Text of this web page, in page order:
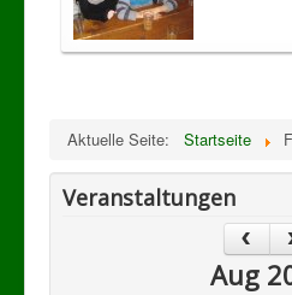
Aktuelle Seite:
Startseite
Veranstaltungen
Aug